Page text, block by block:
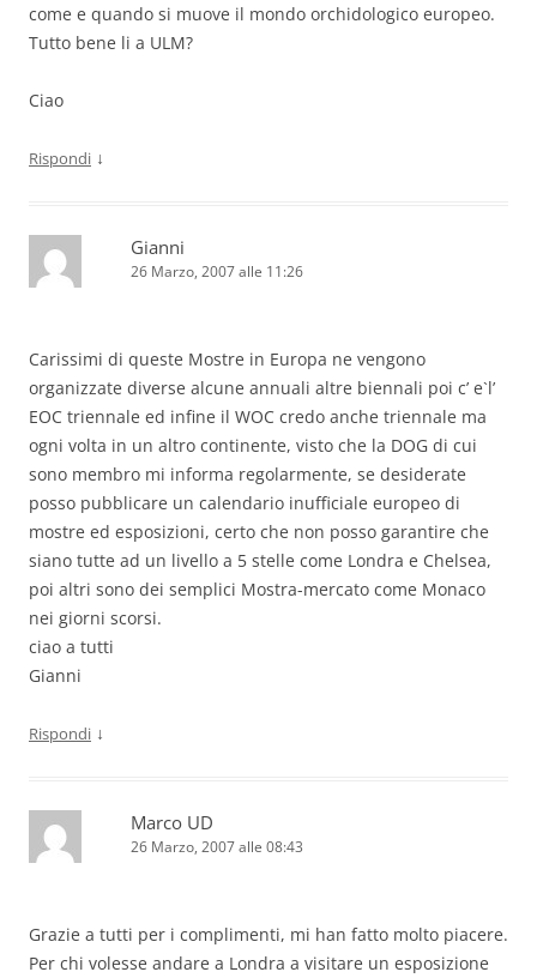
come e quando si muove il mondo orchidologico europeo.
Tutto bene li a ULM?
Ciao
Rispondi ↓
Gianni
26 Marzo, 2007 alle 11:26
Carissimi di queste Mostre in Europa ne vengono
organizzate diverse alcune annuali altre biennali poi c’ e`l’
EOC triennale ed infine il WOC credo anche triennale ma
ogni volta in un altro continente, visto che la DOG di cui
sono membro mi informa regolarmente, se desiderate
posso pubblicare un calendario inufficiale europeo di
mostre ed esposizioni, certo che non posso garantire che
siano tutte ad un livello a 5 stelle come Londra e Chelsea,
poi altri sono dei semplici Mostra-mercato come Monaco
nei giorni scorsi.
ciao a tutti
Gianni
Rispondi ↓
Marco UD
26 Marzo, 2007 alle 08:43
Grazie a tutti per i complimenti, mi han fatto molto piacere.
Per chi volesse andare a Londra a visitare un esposizione